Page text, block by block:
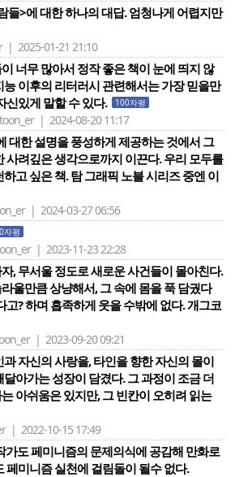
들>에 대한 하나의 대답. 엄청나게 어렵지만
| 2025-01-21 21:10
너무 많아서 정작 좋은 책이 눈에 띄지 않
이후의 리터러시 관련해서는 가장 믿을만
신있게 말할 수 있다.
100자평
toon_er | 2024-08-20 11:17
대한 설명을 풍성하게 제공하는 것에서 그
사려깊은 생각으로까지 이끈다. 우리 모두를
고 싶은 책. 탐 그래픽 노블 시리즈 중엔 이
| 2024-03-27 06:56
자평
| 2023-11-23 22:28
, 무서울 정도로 새로운 사건들이 몰아친다.
울만큼 상냥해서, 그 속에 몸을 푹 담궜다
고? 하며 흡족하게 웃을 수밖에 없다. 개그코
| 2023-09-20 09:21
자신의 사랑을, 타인을 향한 자신의 몰이
아가는 성장이 담겼다. 그 과정이 조금 더
아쉬움은 있지만, 그 빈칸이 오히려 읽는
| 2022-10-15 17:49
가도 페미니즘의 문제의식에 공감해 만화로
페미니즘 실천에 걸림돌이 될수 없다.